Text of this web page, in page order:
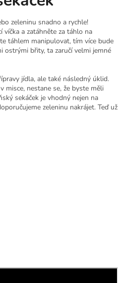
zeleninu snadno a rychle!
víčka a zatáhněte za táhlo na
táhlem manipulovat, tím více bude
ostrými břity, ta zaručí velmi jemné
jídla, ale také následný úklid.
misce, nestane se, že byste měli
sekáček je vhodný nejen na
zeleninu nakrájet. Teď už